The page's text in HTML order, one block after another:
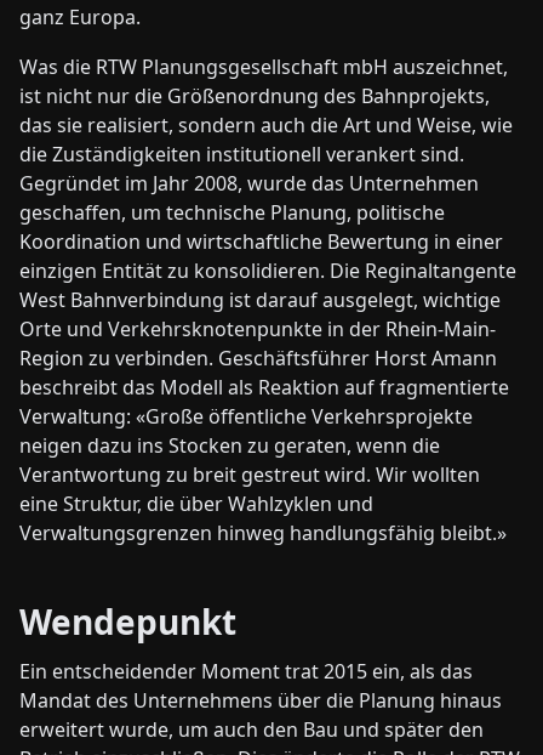
ganz Europa.
Was die RTW Planungsgesellschaft mbH auszeichnet,
ist nicht nur die Größenordnung des Bahnprojekts,
das sie realisiert, sondern auch die Art und Weise, wie
die Zuständigkeiten institutionell verankert sind.
Gegründet im Jahr 2008, wurde das Unternehmen
geschaffen, um technische Planung, politische
Koordination und wirtschaftliche Bewertung in einer
einzigen Entität zu konsolidieren. Die Reginaltangente
West Bahnverbindung ist darauf ausgelegt, wichtige
Orte und Verkehrsknotenpunkte in der Rhein-Main-
Region zu verbinden. Geschäftsführer Horst Amann
beschreibt das Modell als Reaktion auf fragmentierte
Verwaltung: «Große öffentliche Verkehrsprojekte
neigen dazu ins Stocken zu geraten, wenn die
Verantwortung zu breit gestreut wird. Wir wollten
eine Struktur, die über Wahlzyklen und
Verwaltungsgrenzen hinweg handlungsfähig bleibt.»
Wendepunkt
Ein entscheidender Moment trat 2015 ein, als das
Mandat des Unternehmens über die Planung hinaus
erweitert wurde, um auch den Bau und später den